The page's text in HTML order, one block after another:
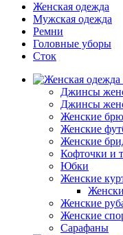
Женская одежда
Мужская одежда
Ремни
Головные уборы
Сток
Джинсы
Джинсы
Женские
Женские
Женские
Кофточки и
Юбки
Женские
Женские
Женские
Сарафаны